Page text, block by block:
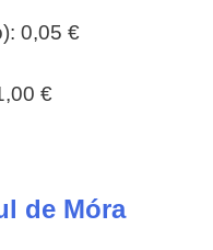
0,05 €
€
de Móra